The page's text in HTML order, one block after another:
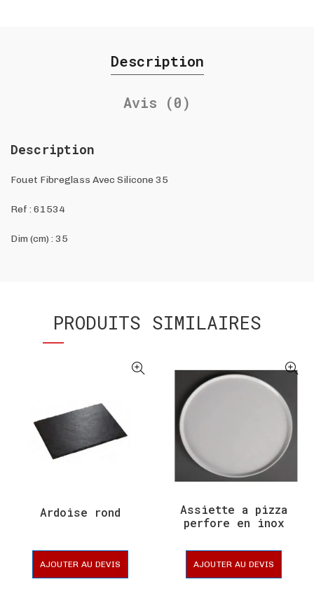
Description
Avis (0)
Description
Fouet Fibreglass Avec Silicone 35
Ref :61534
Dim (cm) : 35
PRODUITS SIMILAIRES
Ardoise rond
AJOUTER AU DEVIS
Assiette a pizza
perfore en inox
AJOUTER AU DEVIS